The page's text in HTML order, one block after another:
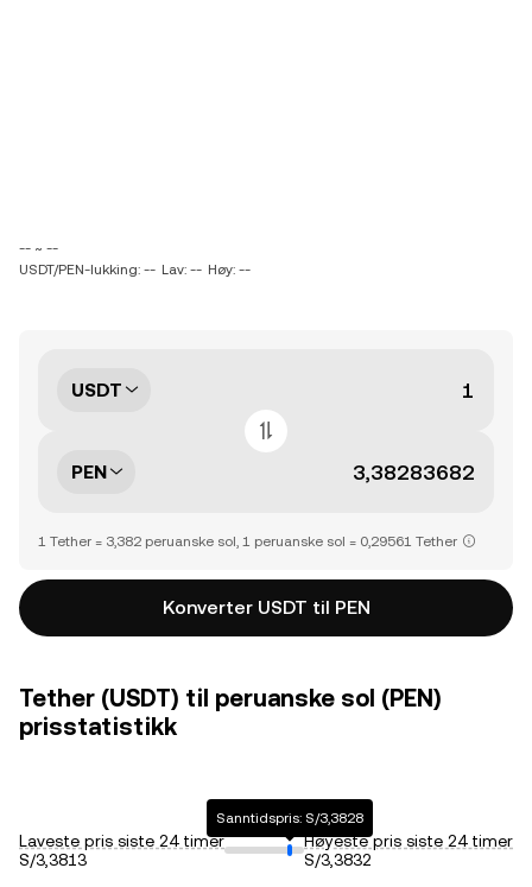
-- ~ --
USDT/PEN-lukking: -- Lav: -- Høy: --
USDT
PEN
1 Tether = 3,382 peruanske sol, 1 peruanske sol = 0,29561 Tether
Konverter USDT til PEN
Tether (USDT) til peruanske sol (PEN)
prisstatistikk
Laveste pris siste 24 timer
S/3,3813
Sanntidspris: S/3,3828
Høyeste pris siste 24 timer
S/3,3832